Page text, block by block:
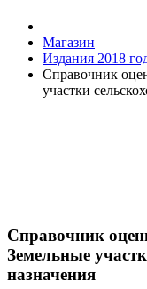
Магазин
Издания 2018
Справочник
участки
Справочник
Земельные
назначения